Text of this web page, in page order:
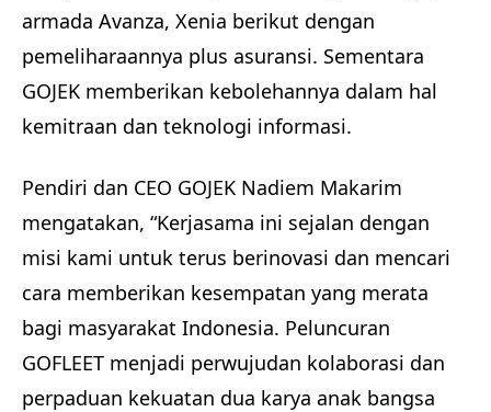
armada Avanza, Xenia berikut dengan
pemeliharaannya plus asuransi. Sementara
GOJEK memberikan kebolehannya dalam hal
kemitraan dan teknologi informasi.
Pendiri dan CEO GOJEK Nadiem Makarim
mengatakan, “Kerjasama ini sejalan dengan
misi kami untuk terus berinovasi dan mencari
cara memberikan kesempatan yang merata
bagi masyarakat Indonesia. Peluncuran
GOFLEET menjadi perwujudan kolaborasi dan
perpaduan kekuatan dua karya anak bangsa